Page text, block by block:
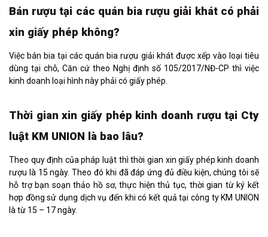
Bán rượu tại các quán bia rượu giải khát có phải
xin giấy phép không?
Việc bán bia tại các quán bia rượu giải khát được xếp vào loại tiêu
dùng tại chỗ, Căn cứ theo Nghị định số 105/2017/NĐ-CP thì việc
kinh doanh loại hình này phải có giấy phép.
Thời gian xin giấy phép kinh doanh rượu tại Cty
luật KM UNION là bao lâu?
Theo quy định của pháp luật thì thời gian xin giấy phép kinh doanh
rượu là 15 ngày. Theo đó khi đã đáp ứng đủ điều kiện, chúng tôi sẽ
hỗ trợ bạn soạn thảo hồ sơ, thực hiện thủ tục, thời gian từ ký kết
hợp đồng sử dụng dịch vụ đến khi có kết quả tại công ty KM UNION
là từ 15 – 17 ngày.